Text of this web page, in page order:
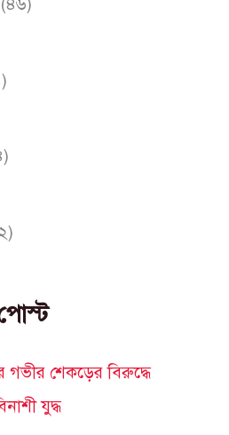
গভীর শেকড়ের বিরুদ্ধে
যুদ্ধ